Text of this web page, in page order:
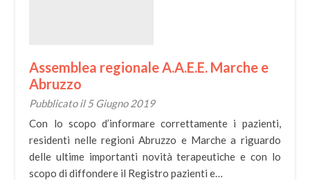
Assemblea regionale A.A.E.E. Marche e
Abruzzo
Pubblicato il 5 Giugno 2019
Con lo scopo d’informare correttamente i pazienti,
residenti nelle regioni Abruzzo e Marche a riguardo
delle ultime importanti novità terapeutiche e con lo
scopo di diffondere il Registro pazienti e…